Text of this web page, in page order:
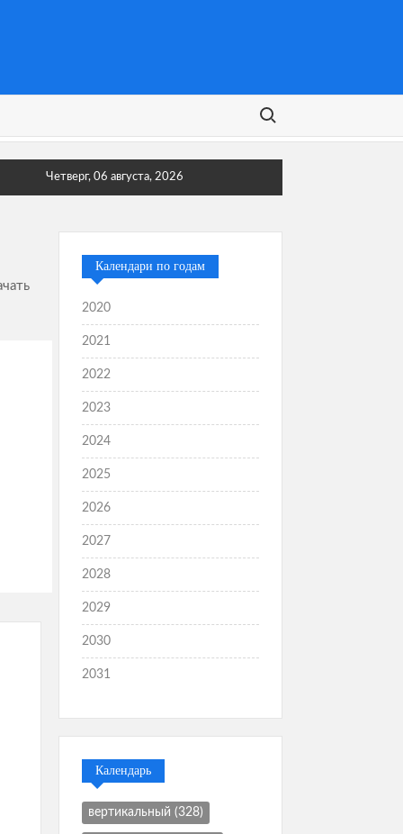
Поиск:
Четверг, 06 августа, 2026
Календари по годам
2020
2021
2022
2023
2024
2025
2026
2027
2028
2029
2030
2031
Календарь
вертикальный (328)